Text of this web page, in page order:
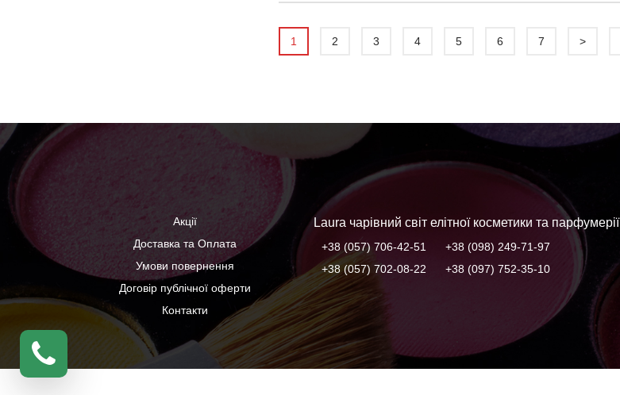
1 2 3 4 5 6 7 >
Акції
Доставка та Оплата
Умови повернення
Договір публічної оферти
Контакти
Laura чарівний світ елітної косметики та парфумерії
+38 (057) 706-42-51
+38 (098) 249-71-97
+38 (057) 702-08-22
+38 (097) 752-35-10